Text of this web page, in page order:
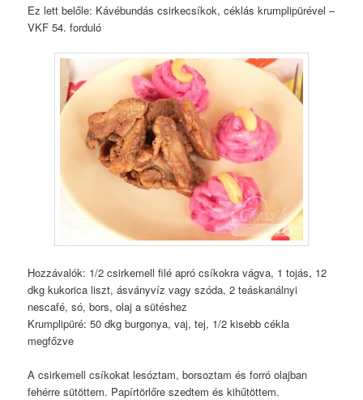
Ez lett belőle: Kávébundás csirkecsíkok, céklás krumplipürével –
VKF 54. forduló
Hozzávalók: 1/2 csirkemell filé apró csíkokra vágva, 1 tojás, 12
dkg kukorica liszt, ásványvíz vagy szóda, 2 teáskanálnyi
nescafé, só, bors, olaj a sütéshez
Krumplipüré: 50 dkg burgonya, vaj, tej, 1/2 kisebb cékla
megfőzve
A csirkemell csíkokat lesóztam, borsoztam és forró olajban
fehérre sütöttem. Papírtörlőre szedtem és kihűtöttem.